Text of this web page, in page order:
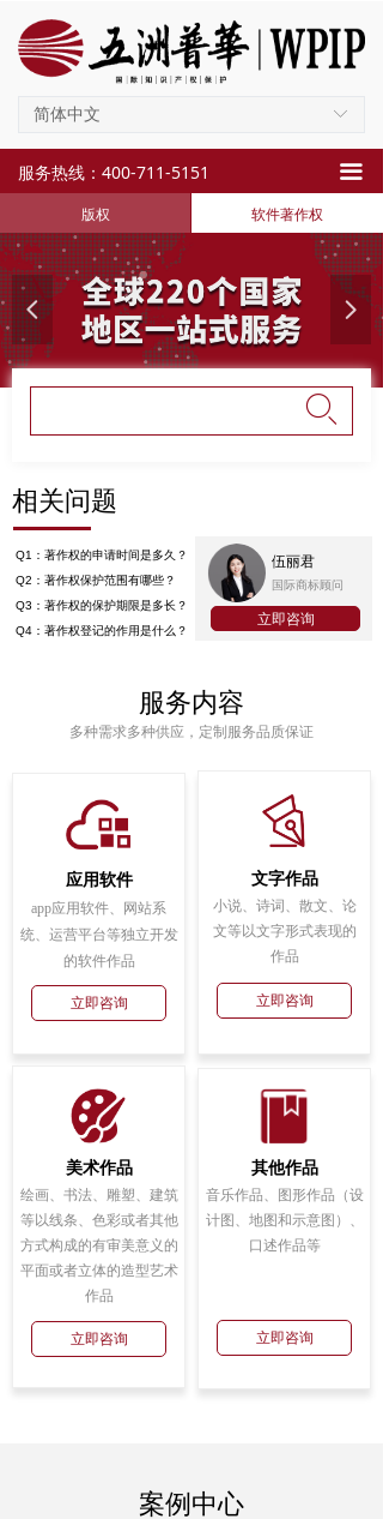
ꀅ
简体中文
끀
首页
商标服务
版权服务
法律服务
知识产权运营
项目申报
服务热线：400-711-5151
应用软件
app应用软件、网站系
统、运营平台等独立开发
的软件作品
立即咨询
美术作品
绘画、书法、雕塑、建筑
等以线条、色彩或者其他
方式构成的有审美意义的
平面或者立体的造型艺术
作品
立即咨询
文字作品
小说、诗词、散文、论
文等以文字形式表现的
作品
立即咨询
其他作品
音乐作品、图形作品（设
计图、地图和示意图）、
口述作品等
立即咨询
服务内容
多种需求多种供应，定制服务品质保证
案例中心
넳 넲
立即咨询
伍丽君
国际商标顾问
相关问题
Q1：著作权的申请时间是多久？
Q2：著作权保护范围有哪些？
Q3：著作权的保护期限是多长？
Q4：著作权登记的作用是什么？
끠
ꄙ
版权 软件著作权